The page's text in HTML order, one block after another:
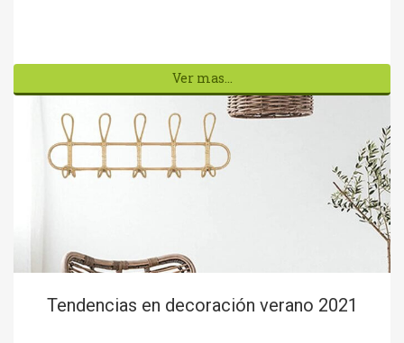
Ver mas...
Tendencias en decoración verano 2021